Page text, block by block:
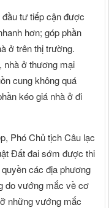
tư tiếp cận được
hơn; góp phần
ở trên thị trường.
nhà ở thương mại
cung không quá
kéo giá nhà ở đi
Phó Chủ tịch Câu lạc
Đất đai sớm được thi
các địa phương
do vướng mắc về cơ
những vướng mắc